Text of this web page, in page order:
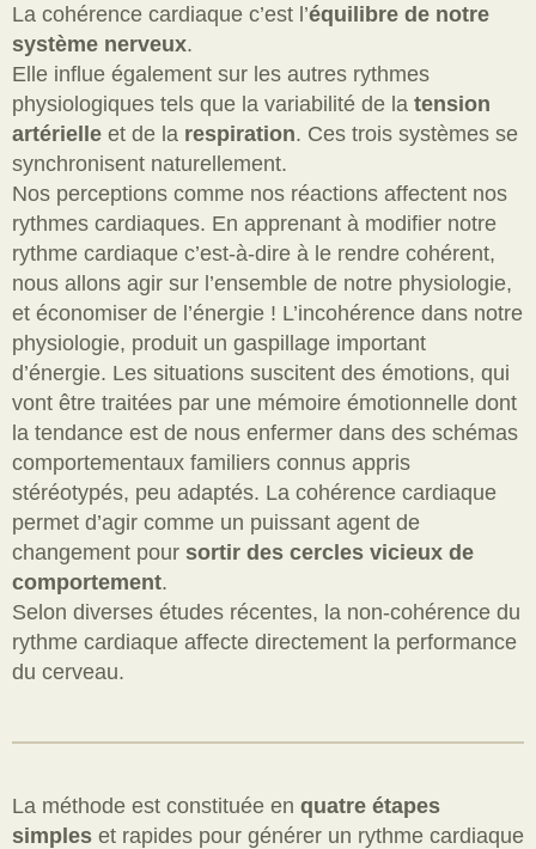
La cohérence cardiaque c’est l’équilibre de notre
système nerveux.
Elle influe également sur les autres rythmes
physiologiques tels que la variabilité de la tension
artérielle et de la respiration. Ces trois systèmes se
synchronisent naturellement.
Nos perceptions comme nos réactions affectent nos
rythmes cardiaques. En apprenant à modifier notre
rythme cardiaque c’est-à-dire à le rendre cohérent,
nous allons agir sur l’ensemble de notre physiologie,
et économiser de l’énergie ! L’incohérence dans notre
physiologie, produit un gaspillage important
d’énergie. Les situations suscitent des émotions, qui
vont être traitées par une mémoire émotionnelle dont
la tendance est de nous enfermer dans des schémas
comportementaux familiers connus appris
stéréotypés, peu adaptés. La cohérence cardiaque
permet d’agir comme un puissant agent de
changement pour sortir des cercles vicieux de
comportement.
Selon diverses études récentes, la non-cohérence du
rythme cardiaque affecte directement la performance
du cerveau.
La méthode est constituée en quatre étapes
simples et rapides pour générer un rythme cardiaque